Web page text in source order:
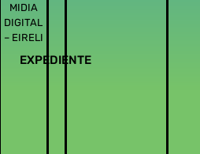
MIDIA
DIGITAL
– EIRELI
EXPEDIENTE